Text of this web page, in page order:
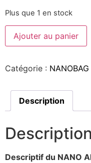
Plus que 1 en stock
Ajouter au panier
Catégorie :
Description
Description
Descriptif du NANO